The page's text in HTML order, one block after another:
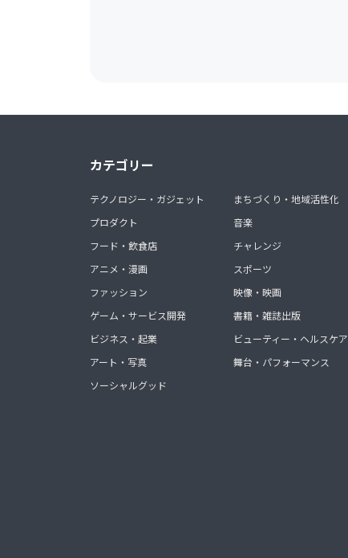
カテゴリー
テクノロジー・ガジェット
プロダクト
フード・飲食店
アニメ・漫画
ファッション
ゲーム・サービス開発
ビジネス・起業
アート・写真
ソーシャルグッド
まちづくり・地域活性化
音楽
チャレンジ
スポーツ
映像・映画
書籍・雑誌出版
ビューティー・ヘルスケア
舞台・パフォーマンス